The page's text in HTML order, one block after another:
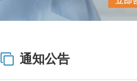
通知公告